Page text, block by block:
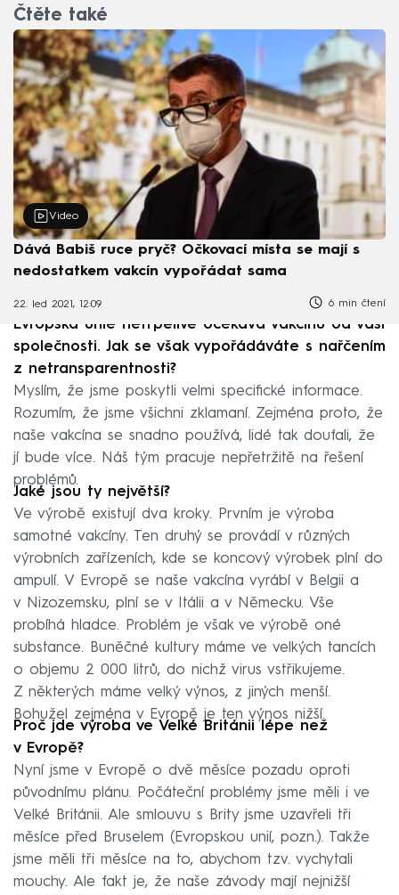
Čtěte také
Video
Dává Babiš ruce pryč? Očkovací místa se mají s
nedostatkem vakcín vypořádat sama
22. led 2021, 12:09 6 min čtení
Evropská unie netrpělivě očekává vakcínu od vaší
společnosti. Jak se však vypořádáváte s nařčením
z netransparentnosti?
Myslím, že jsme poskytli velmi specifické informace.
Rozumím, že jsme všichni zklamaní. Zejména proto, že
naše vakcína se snadno používá, lidé tak doufali, že
jí bude více. Náš tým pracuje nepřetržitě na řešení
problémů.
Jaké jsou ty největší?
Ve výrobě existují dva kroky. Prvním je výroba
samotné vakcíny. Ten druhý se provádí v různých
výrobních zařízeních, kde se koncový výrobek plní do
ampulí. V Evropě se naše vakcína vyrábí v Belgii a
v Nizozemsku, plní se v Itálii a v Německu. Vše
probíhá hladce. Problém je však ve výrobě oné
substance. Buněčné kultury máme ve velkých tancích
o objemu 2 000 litrů, do nichž virus vstřikujeme.
Z některých máme velký výnos, z jiných menší.
Bohužel zejména v Evropě je ten výnos nižší.
Proč jde výroba ve Velké Británii lépe než
v Evropě?
Nyní jsme v Evropě o dvě měsíce pozadu oproti
původnímu plánu. Počáteční problémy jsme měli i ve
Velké Británii. Ale smlouvu s Brity jsme uzavřeli tři
měsíce před Bruselem (Evropskou unií, pozn.). Takže
jsme měli tři měsíce na to, abychom tzv. vychytali
mouchy. Ale fakt je, že naše závody mají nejnižší